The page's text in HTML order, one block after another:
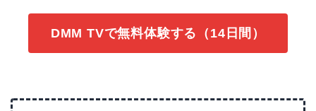
DMM TVで無料体験する（14日間）